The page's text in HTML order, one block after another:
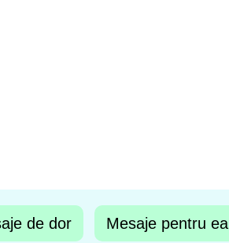
de dor Mesaje pentru ea